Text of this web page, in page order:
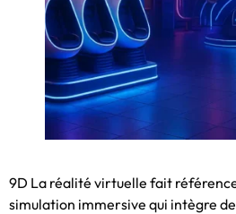
9D La réalité virtuelle fait
simulation immersive qui intègre